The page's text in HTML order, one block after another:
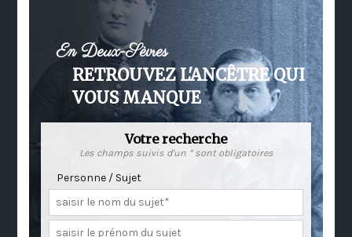
En Deux-Sèvres
RETROUVEZ L'ANCÊTRE QUI
VOUS MANQUE
Votre recherche
Les champs suivis d'un * sont obligatoires
Personne / Sujet